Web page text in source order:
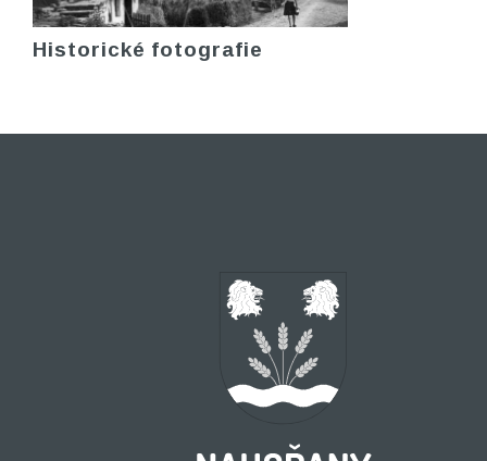
Historické fotografie